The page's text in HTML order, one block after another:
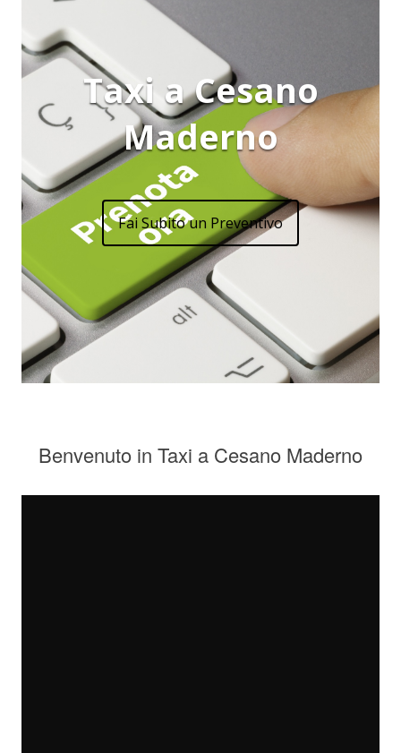
Taxi a Cesano
Maderno
Fai Subito un Preventivo
Benvenuto in Taxi a Cesano Maderno